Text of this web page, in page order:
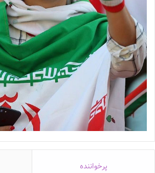
پرخواننده